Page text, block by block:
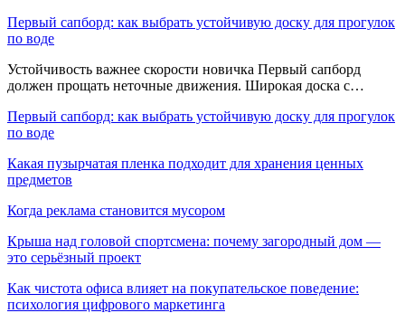
Первый сапборд: как выбрать устойчивую доску для прогулок
по воде
Устойчивость важнее скорости новичка Первый сапборд
должен прощать неточные движения. Широкая доска с…
Первый сапборд: как выбрать устойчивую доску для прогулок
по воде
Какая пузырчатая пленка подходит для хранения ценных
предметов
Когда реклама становится мусором
Крыша над головой спортсмена: почему загородный дом —
это серьёзный проект
Как чистота офиса влияет на покупательское поведение:
психология цифрового маркетинга